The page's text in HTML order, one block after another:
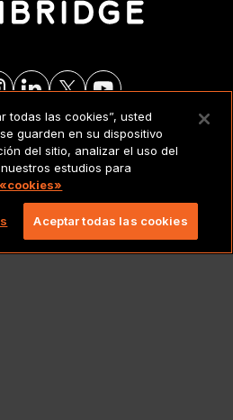
LEGAL
Technologies, LLC.
reservados.
todas las cookies”, usted
guarden en su dispositivo
del sitio, analizar el uso del
estudios para
Aceptar todas las cookies